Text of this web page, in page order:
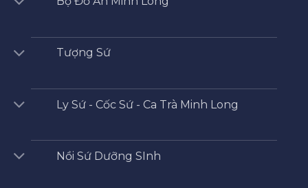
Tượng Sứ
Ly Sứ - Cốc Sứ - Ca Trà Minh Long
Nồi Sứ Dưỡng SInh